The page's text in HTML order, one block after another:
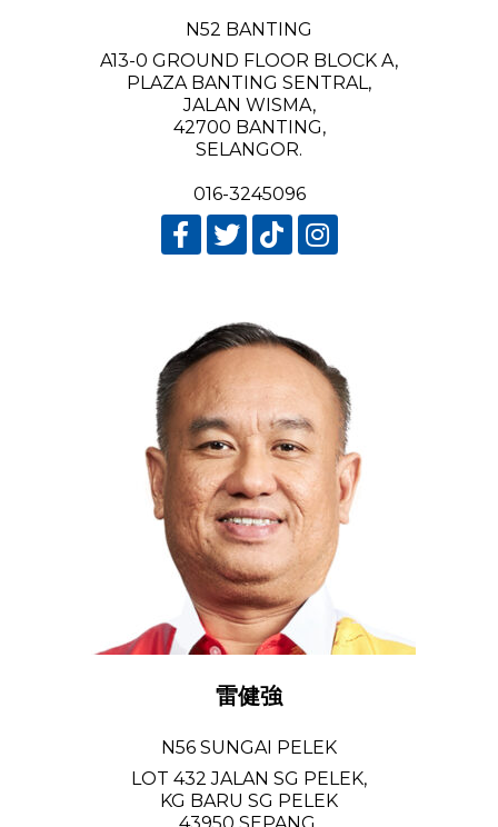
N52 BANTING
A13-0 GROUND FLOOR BLOCK A,
PLAZA BANTING SENTRAL,
JALAN WISMA,
42700 BANTING,
SELANGOR.
016-3245096
雷健強
N56 SUNGAI PELEK
LOT 432 JALAN SG PELEK,
KG BARU SG PELEK